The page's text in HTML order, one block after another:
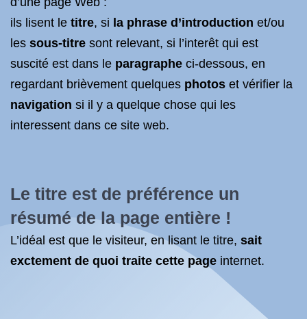
ils lisent le titre, si la phrase d’introduction et/ou
les sous-titre sont relevant, si l’interêt qui est
suscité est dans le paragraphe ci-dessous, en
regardant brièvement quelques photos et vérifier la
navigation si il y a quelque chose qui les
interessent dans ce site web.
Le titre est de préférence un
résumé de la page entière !
L’idéal est que le visiteur, en lisant le titre, sait
exctement de quoi traite cette page internet.